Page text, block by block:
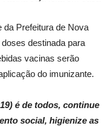
da Prefeitura de Nova
destinada para
vacinas serão
do imunizante.
é de todos, continue
social, higienize as